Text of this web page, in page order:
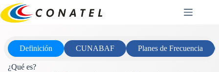
Saltar
al
contenido
Definición CUNABAF Planes de Frecuencia
¿Qué es?